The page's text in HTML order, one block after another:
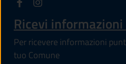
Ricevi
Per ricevere informazioni
tuo Comune